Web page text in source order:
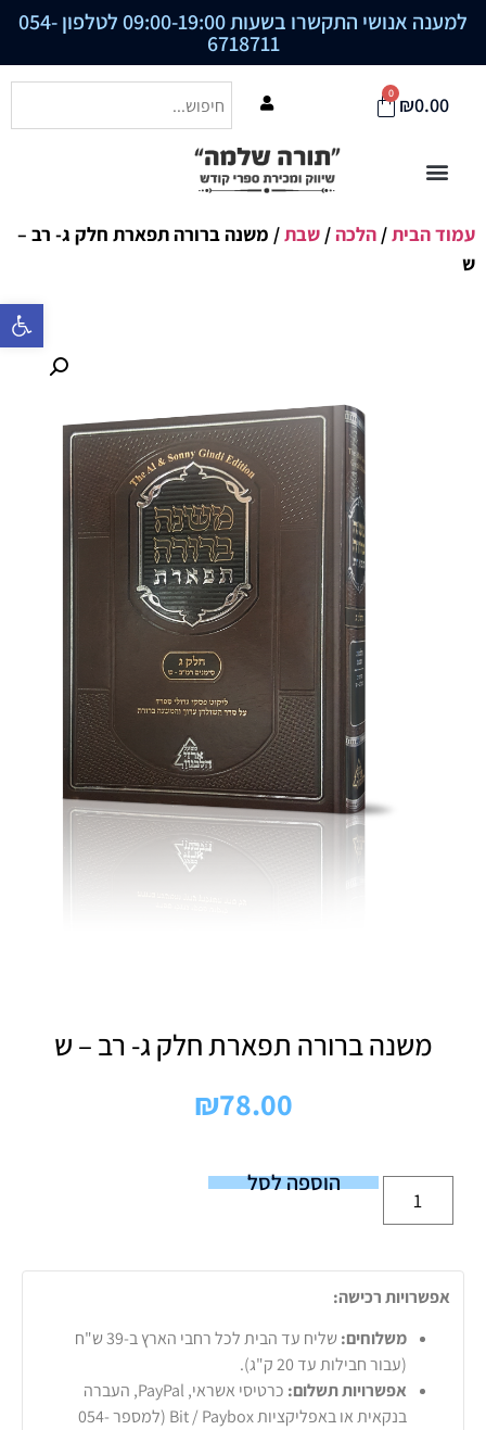
פתח סרגל
למענה אנושי התקשרו בשעות 09:00-19:00 לטלפון 054-
6718711
₪0.00
0
עמוד הבית/ הלכה/ שבת/ משנה ברורה תפארת חלק ג- רב –
ש
משנה ברורה תפארת חלק ג- רב – ש
₪78.00
הוספה לסל
אפשרויות רכישה:
משלוחים:
שליח עד הבית לכל רחבי הארץ ב-39 ש"ח
(עבור חבילות עד 20 ק"ג).
אפשרויות תשלום:
כרטיסי אשראי, PayPal, העברה
בנקאית או באפליקציות Bit / Paybox (למספר 054-